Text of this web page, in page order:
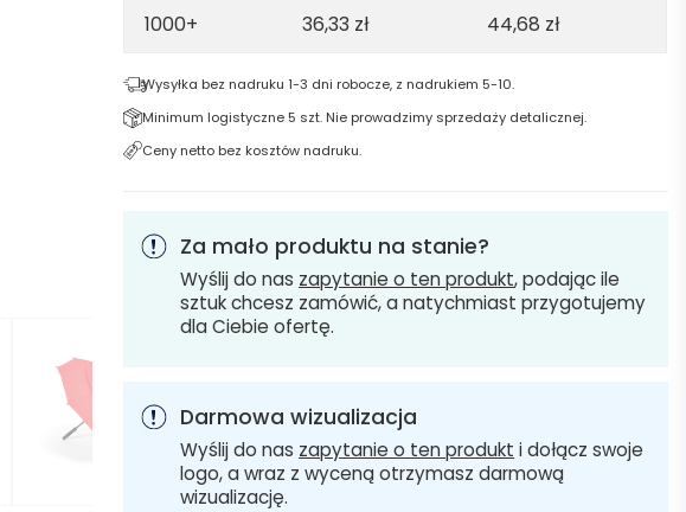
1000+
36,33 zł 44,68 zł
Wysyłka bez nadruku 1-3 dni robocze, z nadrukiem 5-10.
Minimum logistyczne 5 szt. Nie prowadzimy sprzedaży detalicznej.
Ceny netto bez kosztów nadruku.
Za mało produktu na stanie?
Wyślij do nas zapytanie o ten produkt, podając ile
sztuk chcesz zamówić, a natychmiast przygotujemy
dla Ciebie ofertę.
Darmowa wizualizacja
Wyślij do nas zapytanie o ten produkt i dołącz swoje
logo, a wraz z wyceną otrzymasz darmową
wizualizację.